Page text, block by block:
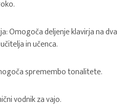
Omogoča deljenje klavirja na dva
in učenca.
spremembo tonalitete.
vodnik za vajo.